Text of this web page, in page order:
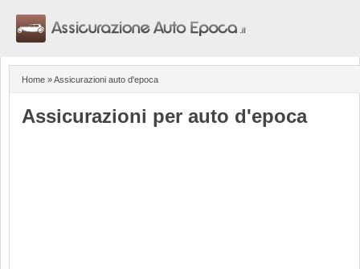
Costi
Siti amici
Contatti
Home » Assicurazioni auto d'epoca
Assicurazioni per auto d'epoca